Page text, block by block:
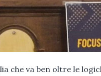
che va ben oltre le